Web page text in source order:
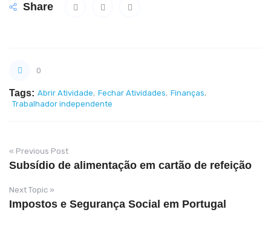
Share
0
Tags: Abrir Atividade, Fechar Atividades, Finanças,
Trabalhador independente
« Previous Post
Subsídio de alimentação em cartão de refeição
Next Topic »
Impostos e Segurança Social em Portugal